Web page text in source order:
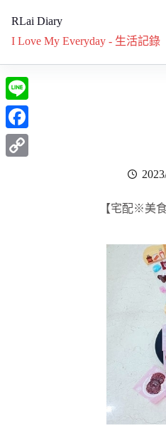
RLai Diary
I Love My Everyday - 生活記錄
【宅配※美
L
i
n
F